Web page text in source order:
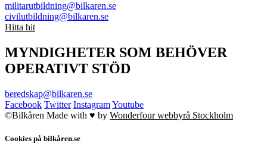
militarutbildning@bilkaren.se
civilutbildning@bilkaren.se
Hitta hit
MYNDIGHETER SOM BEHÖVER
OPERATIVT STÖD
beredskap@bilkaren.se
Facebook Twitter InstagramYoutube
©Bilkåren Made with ♥ by Wonderfour webbyrå Stockholm
Cookies på bilkåren.se